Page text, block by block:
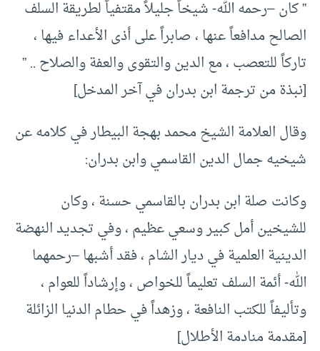
” كان –رحمه الله- شيخاً جليلاً مقتفياً لطريقة السلف
الصالح مدافعاً عنها ، صابراً على أذى الأعداء فيها ،
تاركاً للتعصب ، مع الدين والتقوى والعفة والصلاح .. ”
[نبذة من ترجمة ابن بدران في آخر المدخل]
وقال العلامة الشيخ محمد بهجة البيطار في كلامه عن
شيخيه جمال الدين القاسمي وابن بدران:
وكانت صلة ابن بدران بالقاسمي حسنة ، وكان
للشيخين أمل كبير وسعي عظيم ، وفي تجديد النهضة
الدينية العلمية في ديار الشام ، فقد أشبها –رحمهما
الله- أئمة السلف تعليماً للخواص ، وإرشاداً للعوام ،
وتأليفاً للكتب النافعة ، وزهداً في حطام الدنيا الزائلة
[مقدمة منادمة الأطلال]